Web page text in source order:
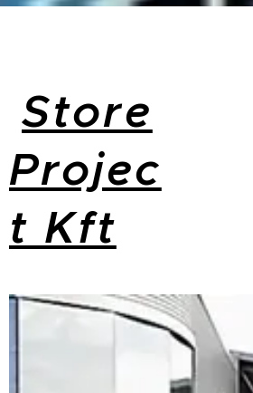
Store
Projec
t Kft